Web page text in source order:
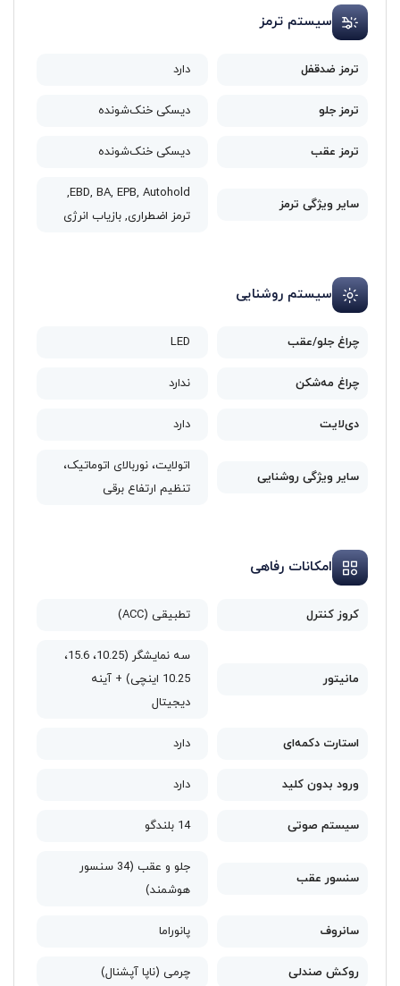
سیستم ترمز
ترمز ضدقفل دارد
ترمز جلو دیسکی خنک‌شونده
ترمز عقب دیسکی خنک‌شونده
سایر ویژگی‌ ترمز
EBD, BA, EPB, Autohold,
ترمز اضطراری, بازیاب انرژی
سیستم روشنایی
چراغ جلو/عقب LED
چراغ مه‌شکن ندارد
دی‌لایت دارد
سایر ویژگی روشنایی
اتولایت، نوربالای اتوماتیک،
تنظیم ارتفاع برقی
امکانات رفاهی
کروز کنترل تطبیقی (ACC)
مانیتور
سه نمایشگر (10.25، 15.6،
10.25 اینچی) + آینه
دیجیتال
استارت دکمه‌ای دارد
ورود بدون کلید دارد
سیستم صوتی 14 بلندگو
سنسور عقب
جلو و عقب (34 سنسور
هوشمند)
سانروف پانوراما
روکش صندلی چرمی (ناپا آپشنال)